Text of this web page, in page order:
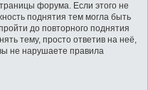
форума. Если этого не
поднятия тем могла быть
до повторного поднятия
тему, просто ответив на неё,
не нарушаете правила